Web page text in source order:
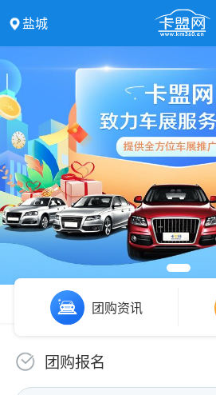
盐城
团购资讯
团购报名